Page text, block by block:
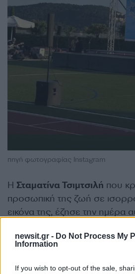
newsit.gr - Do Not Process My
Information
If you wish to opt-out of the sale,
πηγή φωτογραφίας Instagram
Η Σταματίνα Τσιμτσιλή που
προσωπική της ζωή σε
εικόνα της, έζησε την ημέρα
προτεραιότητα σε μία απλή
ΔΙΑΦΗΜΙΣΗ